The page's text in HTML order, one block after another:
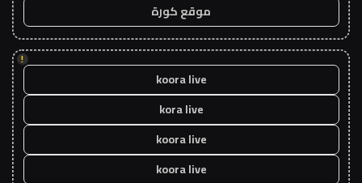
موقع كورة
!
koora live
kora live
koora live
koora live